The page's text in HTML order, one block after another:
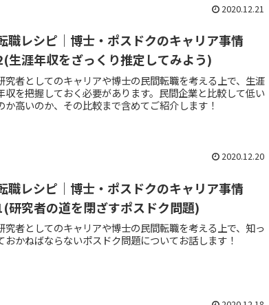
2020.12.21
職レシピ｜博士・ポスドクのキャリア事情
生涯年収をざっくり推定してみよう)
究者としてのキャリアや博士の民間転職を考える上で、生涯
収を把握しておく必要があります。民間企業と比較して低い
か高いのか、その比較まで含めてご紹介します！
2020.12.20
職レシピ｜博士・ポスドクのキャリア事情
研究者の道を閉ざすポスドク問題)
究者としてのキャリアや博士の民間転職を考える上で、知っ
おかねばならないポスドク問題についてお話します！